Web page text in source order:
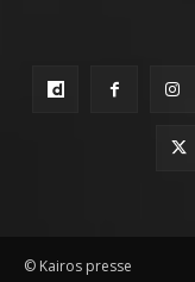
© Kairos presse